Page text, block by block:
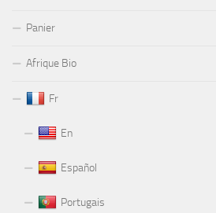
Panier
Afrique Bio
Fr
En
Español
Portugais